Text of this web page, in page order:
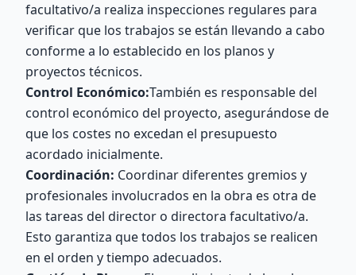
facultativo/a realiza inspecciones regulares para
verificar que los trabajos se están llevando a cabo
conforme a lo establecido en los planos y
proyectos técnicos.
Control Económico:También es responsable del
control económico del proyecto, asegurándose de
que los costes no excedan el presupuesto
acordado inicialmente.
Coordinación: Coordinar diferentes gremios y
profesionales involucrados en la obra es otra de
las tareas del director o directora facultativo/a.
Esto garantiza que todos los trabajos se realicen
en el orden y tiempo adecuados.